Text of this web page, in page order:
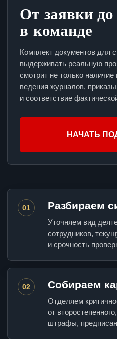
От заявки
в команде
Комплект документов для
выдерживать реальную
смотрит не только наличие
ведения журналов,
и соответствие
НАЧАТЬ
01 Разбираем
Уточняем вид
сотрудников,
и срочность
02 Собираем
Отделяем
от
штрафы,